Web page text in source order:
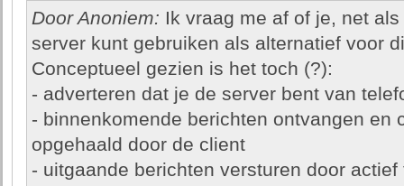
Door Anoniem: Ik vraag me af of je, net
server kunt gebruiken als alternatief voor
Conceptueel gezien is het toch (?):
- adverteren dat je de server bent van
- binnenkomende berichten ontvangen en
opgehaald door de client
- uitgaande berichten versturen door